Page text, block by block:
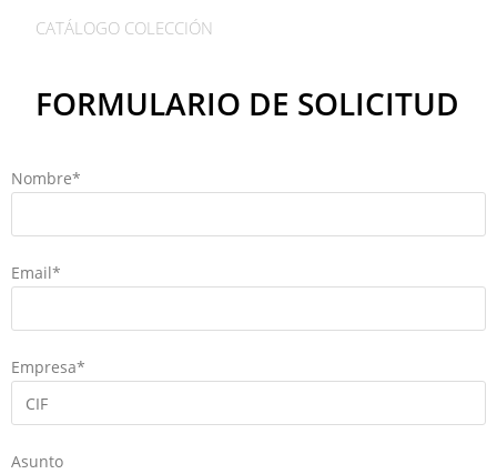
CATÁLOGO COLECCIÓN
FORMULARIO DE SOLICITUD
Nombre*
Email*
Empresa*
Asunto